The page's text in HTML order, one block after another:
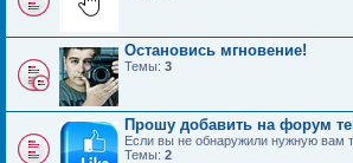
Остановись мгновение!
Темы: 3
Прошу добавить на форум
Если вы не обнаружили нужную вам
Темы: 2